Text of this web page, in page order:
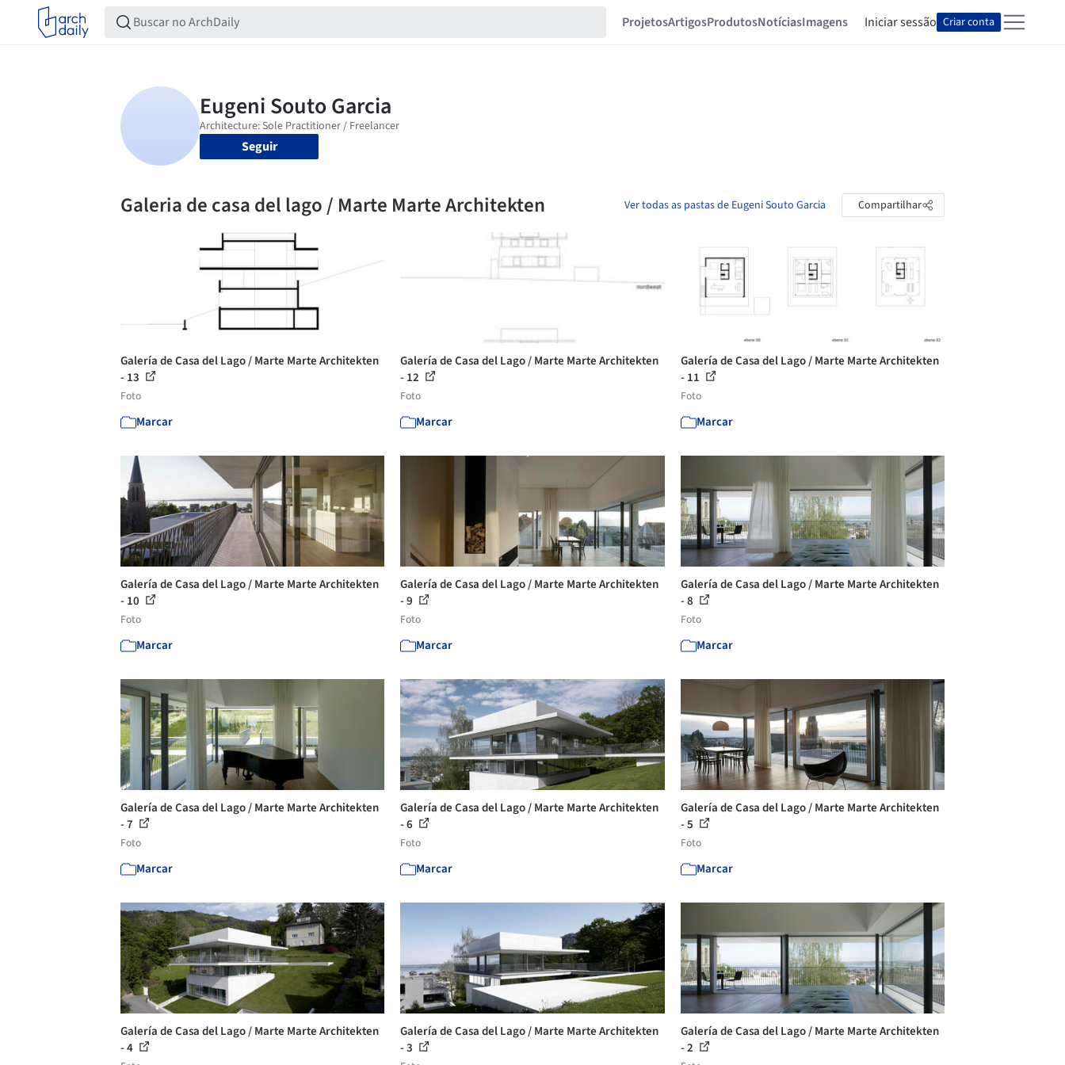
ProjetosArtigosProdutosNotíciasImagens Iniciar sessão Criar conta
Seguir
Galeria de casa del lago / Marte Marte Architekten Ver todas as pastas de Eugeni Souto Garcia Compartilhar
Galería de Casa del Lago / Marte Marte Architekten
- 13
Foto
Marcar
Galería de Casa del Lago / Marte Marte Architekten
- 12
Foto
Marcar
Galería de Casa del Lago / Marte Marte Architekten
- 11
Foto
Marcar
Galería de Casa del Lago / Marte Marte Architekten
- 10
Foto
Marcar
Galería de Casa del Lago / Marte Marte Architekten
- 9
Foto
Marcar
Galería de Casa del Lago / Marte Marte Architekten
- 8
Foto
Marcar
Galería de Casa del Lago / Marte Marte Architekten
- 7
Foto
Marcar
Galería de Casa del Lago / Marte Marte Architekten
- 6
Foto
Marcar
Galería de Casa del Lago / Marte Marte Architekten
- 5
Foto
Marcar
Galería de Casa del Lago / Marte Marte Architekten
- 4
Galería de Casa del Lago / Marte Marte Architekten
- 3
Galería de Casa del Lago / Marte Marte Architekten
- 2